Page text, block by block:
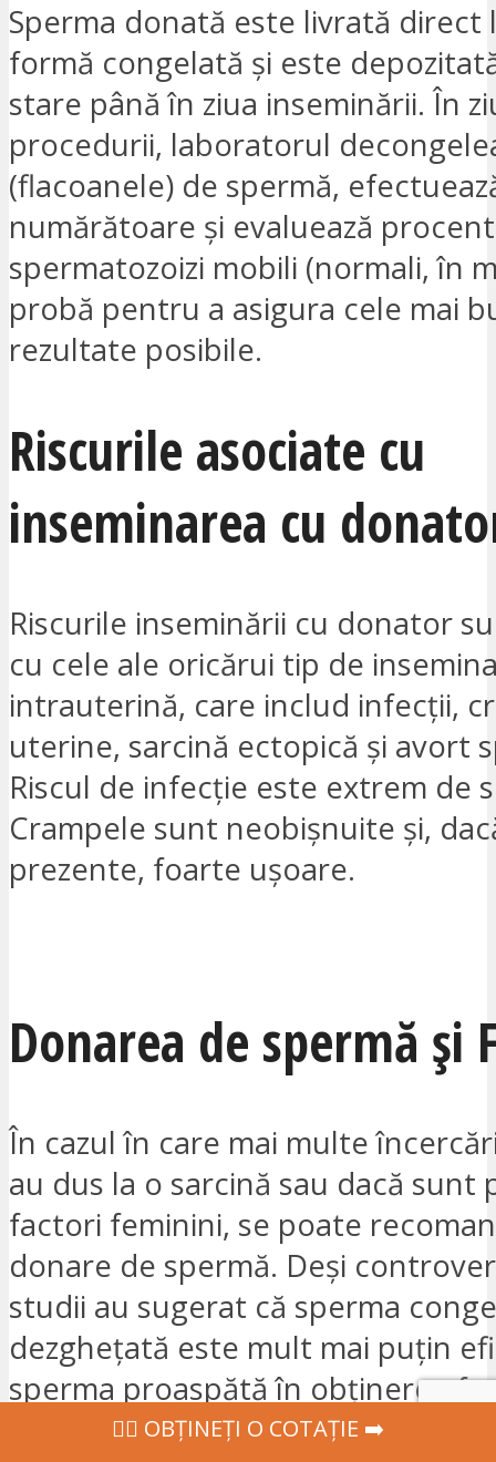
Sperma donată este livrată direct
formă congelată și este
stare până în ziua inseminării. În
procedurii, laboratorul
(flacoanele) de spermă,
numărătoare și evaluează
spermatozoizi mobili (normali, în
probă pentru a asigura cele mai
rezultate posibile.
Riscurile asociate cu
inseminarea cu
Riscurile inseminării cu donator
cu cele ale oricărui tip de
intrauterină, care includ infecții,
uterine, sarcină ectopică și avort
Riscul de infecție este extrem de
Crampele sunt neobișnuite și,
prezente, foarte ușoare.
Donarea de spermă și
În cazul în care mai multe
au dus la o sarcină sau dacă sunt
factori feminini, se poate
donare de spermă. Deși
studii au sugerat că sperma
dezghețată este mult mai puțin
sperma proaspătă în obținerea
ovulelor cu IUI.
‍👩‍⚕ OBȚINEȚI O COTAȚIE ➡️